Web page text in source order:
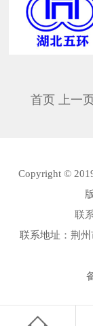
首页 上一
Copyright ©
联
联系地址：荆